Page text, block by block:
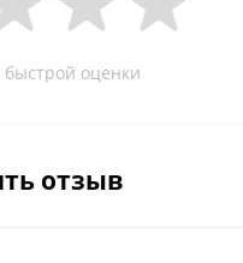
оценки
отзыв